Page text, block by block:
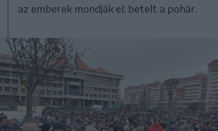
az emberek mondják el: betelt a pohár.